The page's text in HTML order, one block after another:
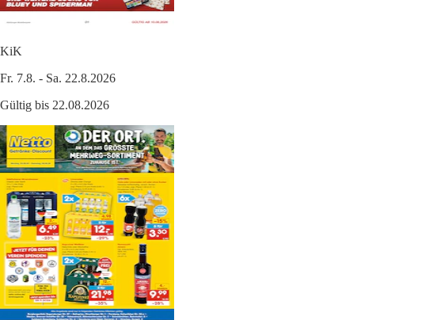
KiK
Fr. 7.8. - Sa. 22.8.2026
Gültig bis 22.08.2026